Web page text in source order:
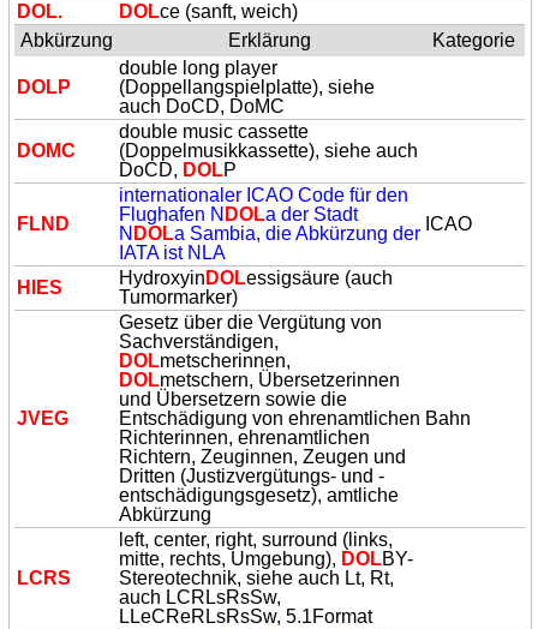
DOL. DOLce (sanft, weich)
Abkürzung
Erklärung Kategorie
DOLP
double long player
(Doppellangspielplatte), siehe
auch DoCD, DoMC
DOMC
double music cassette
(Doppelmusikkassette), siehe auch
DoCD, DOLP
FLND
internationaler ICAO Code für den
Flughafen N DOLa der Stadt
N DOLa Sambia, die Abkürzung der
IATA ist NLA
ICAO
HIES Hydroxyin DOLessigsäure (auch
Tumormarker)
JVEG
Gesetz über die Vergütung von
Sachverständigen,
DOLmetscherinnen,
DOLmetschern, Übersetzerinnen
und Übersetzern sowie die
Entschädigung von ehrenamtlichen
Richterinnen, ehrenamtlichen
Richtern, Zeuginnen, Zeugen und
Dritten (Justizvergütungs- und -
entschädigungsgesetz), amtliche
Abkürzung
Bahn
LCRS
left, center, right, surround (links,
mitte, rechts, Umgebung), DOLBY-
Stereotechnik, siehe auch Lt, Rt,
auch LCRLsRsSw,
LLeCReRLsRsSw, 5.1Format